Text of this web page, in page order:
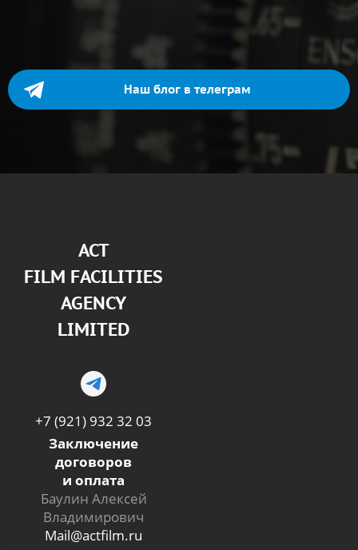
Наш блог в телеграм
АСТ
FILM FACILITIES
AGENCY
LIMITED
+7 (921) 932 32 03
Заключение
договоров
и оплата
Баулин Алексей
Владимирович
Mail@actfilm.ru